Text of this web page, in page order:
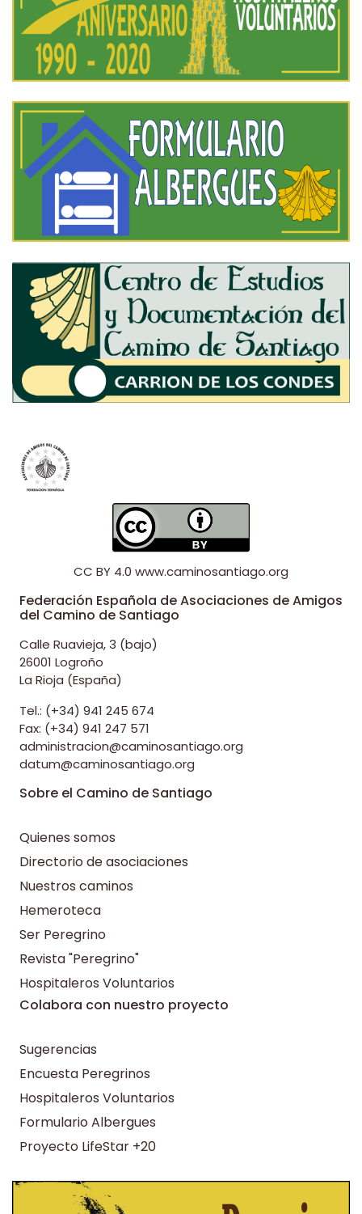
CC BY 4.0 www.caminosantiago.org
Federación Española de Asociaciones de Amigos
del Camino de Santiago
Calle Ruavieja, 3 (bajo)
26001 Logroño
La Rioja (España)
Tel.: (+34) 941 245 674
Fax: (+34) 941 247 571
administracion@caminosantiago.org
datum@caminosantiago.org
Sobre el Camino de Santiago
Quienes somos
Directorio de asociaciones
Nuestros caminos
Hemeroteca
Ser Peregrino
Revista "Peregrino"
Hospitaleros Voluntarios
Colabora con nuestro proyecto
Sugerencias
Encuesta Peregrinos
Hospitaleros Voluntarios
Formulario Albergues
Proyecto LifeStar +20